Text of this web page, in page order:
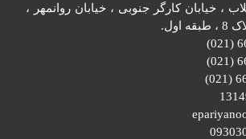
، خیابان کارگر جنوبی ، خیابان روانمهر ،